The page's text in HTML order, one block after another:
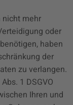
nicht mehr
oder
haben
der
zu verlangen.
1 DSGVO
Ihren und